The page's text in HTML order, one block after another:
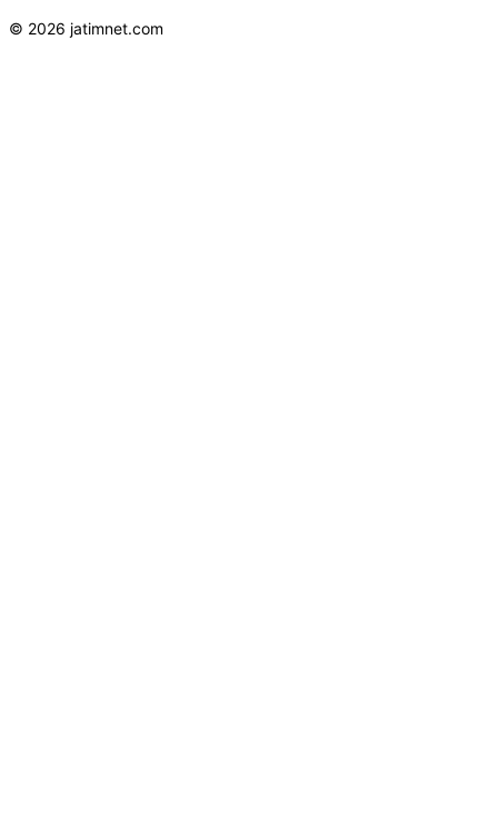
© 2026 jatimnet.com